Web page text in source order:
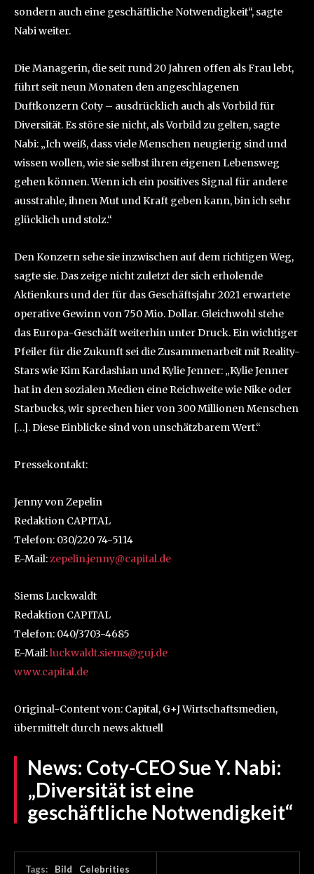
sondern auch eine geschäftliche Notwendigkeit“, sagte
Nabi weiter.
Die Managerin, die seit rund 20 Jahren offen als Frau lebt,
führt seit neun Monaten den angeschlagenen
Duftkonzern Coty – ausdrücklich auch als Vorbild für
Diversität. Es störe sie nicht, als Vorbild zu gelten, sagte
Nabi: „Ich weiß, dass viele Menschen neugierig sind und
wissen wollen, wie sie selbst ihren eigenen Lebensweg
gehen können. Wenn ich ein positives Signal für andere
ausstrahle, ihnen Mut und Kraft geben kann, bin ich sehr
glücklich und stolz.“
Den Konzern sehe sie inzwischen auf dem richtigen Weg,
sagte sie. Das zeige nicht zuletzt der sich erholende
Aktienkurs und der für das Geschäftsjahr 2021 erwartete
operative Gewinn von 750 Mio. Dollar. Gleichwohl stehe
das Europa-Geschäft weiterhin unter Druck. Ein wichtiger
Pfeiler für die Zukunft sei die Zusammenarbeit mit Reality-
Stars wie Kim Kardashian und Kylie Jenner: „Kylie Jenner
hat in den sozialen Medien eine Reichweite wie Nike oder
Starbucks, wir sprechen hier von 300 Millionen Menschen
[…]. Diese Einblicke sind von unschätzbarem Wert.“
Pressekontakt:
Jenny von Zepelin
Redaktion CAPITAL
Telefon: 030/220 74-5114
E-Mail:zepelin.jenny@capital.de
Siems Luckwaldt
Redaktion CAPITAL
Telefon: 040/3703-4685
E-Mail:luckwaldt.siems@guj.de
www.capital.de
Original-Content von: Capital, G+J Wirtschaftsmedien,
übermittelt durch news aktuell
News: Coty-CEO Sue Y. Nabi:
„Diversität ist eine
geschäftliche Notwendigkeit“
Tags: Bild Celebrities